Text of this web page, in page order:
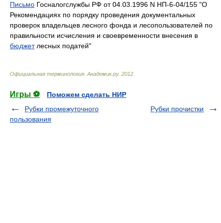
Письмо Госналогслужбы РФ от 04.03.1996 N НП-6-04/155 "О
Рекомендациях по порядку проведения документальных
проверок владельцев лесного фонда и лесопользователей по
правильности исчисления и своевременности внесения в
бюджетлесных податей"
Официальная терминология Академик.ру. 2012
Игры ⚽
Поможем сделать НИР
Рубки промежуточного
пользования
Рубки прочистки